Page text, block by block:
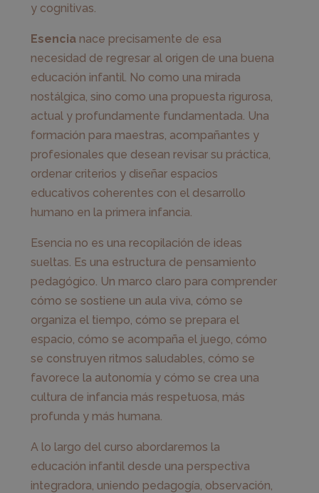
y cognitivas.
Esencia nace precisamente de esa
necesidad de regresar al origen de una buena
educación infantil. No como una mirada
nostálgica, sino como una propuesta rigurosa,
actual y profundamente fundamentada. Una
formación para maestras, acompañantes y
profesionales que desean revisar su práctica,
ordenar criterios y diseñar espacios
educativos coherentes con el desarrollo
humano en la primera infancia.
Esencia no es una recopilación de ideas
sueltas. Es una estructura de pensamiento
pedagógico. Un marco claro para comprender
cómo se sostiene un aula viva, cómo se
organiza el tiempo, cómo se prepara el
espacio, cómo se acompaña el juego, cómo
se construyen ritmos saludables, cómo se
favorece la autonomía y cómo se crea una
cultura de infancia más respetuosa, más
profunda y más humana.
A lo largo del curso abordaremos la
educación infantil desde una perspectiva
integradora, uniendo pedagogía, observación,